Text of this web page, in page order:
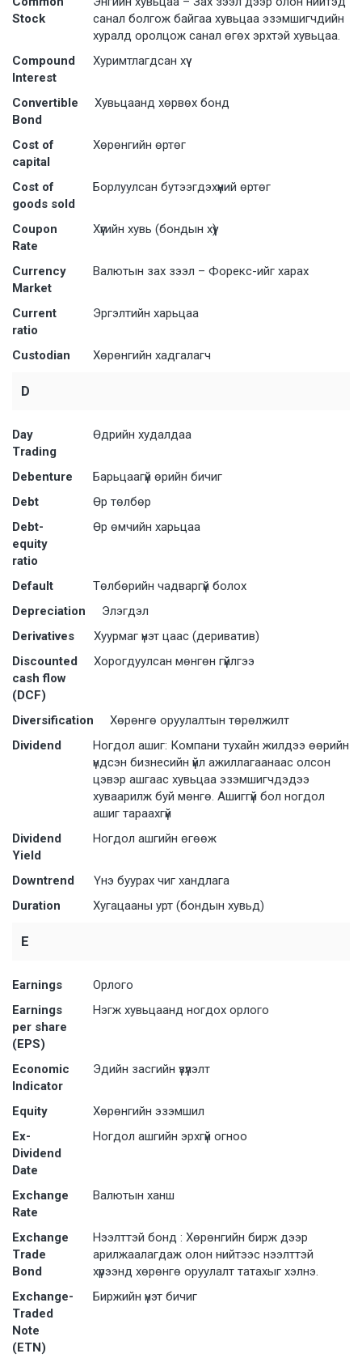
Stock
санал болгож байгаа хувьцаа эзэмшигчдийн
хуралд оролцож санал өгөх эрхтэй хувьцаа.
Compound
Interest
Хуримтлагдсан хүү
Convertible
Bond
Хувьцаанд хөрвөх бонд
Cost of
capital
Хѳрѳнгийн ѳртѳг
Cost of
goods sold
Борлуулсан бутээгдэхүүний ѳртѳг
Coupon
Rate
Хүүгийн хувь (бондын хүү)
Currency
Market
Валютын зах зээл – Форекс-ийг хараx
Current
ratio
Эргэлтийн харьцаа
Custodian Хөрөнгийн хадгалагч
D
Day
Trading
Өдрийн худалдаа
Debenture
Барьцаагүй өрийн бичиг
Debt
Өр төлбөр
Debt-
equity
ratio
Ѳр ѳмчийн харьцаа
Default
Төлбөрийн чадваргүй болох
Depreciation
Элэгдэл
Derivatives
Хуурмаг үнэт цаас (дериватив)
Discounted
cash flow
(DCF)
Хорогдуулсан мѳнгѳн гүйлгээ
Diversification
Хөрөнгө оруулалтын төрөлжилт
Dividend
Ногдол ашиг: Компани тухайн жилдээ өөрийн
үндсэн бизнесийн үйл ажиллагаанаас олсон
цэвэр ашгаас хувьцаа эзэмшигчдэдээ
хуваарилж буй мөнгө. Ашиггүй бол ногдол
ашиг тараахгүй
Dividend
Yield
Ногдол ашгийн өгөөж
Downtrend
Үнэ буурах чиг хандлага
Duration
Хугацааны урт (бондын хувьд)
E
Earnings
Орлого
Earnings
per share
(EPS)
Нэгж хувьцаанд ногдох орлого
Economic
Indicator
Эдийн засгийн үзүүлэлт
Equity
Хөрөнгийн эзэмшил
Ex-
Dividend
Date
Ногдол ашгийн эрхгүй огноо
Exchange
Rate
Валютын ханш
Exchange
Trade
Bond
Нээлттэй бонд : Хөрөнгийн бирж дээр
арилжаалагдаж олон нийтээс нээлттэй
хүрээнд хөрөнгө оруулалт татахыг хэлнэ.
Exchange-
Traded
Note
(ETN)
Биржийн үнэт бичиг